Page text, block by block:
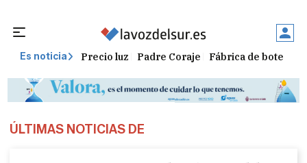
Es noticia Precio luz Padre Coraje Fábrica de botellas
ÚLTIMAS NOTICIAS DE